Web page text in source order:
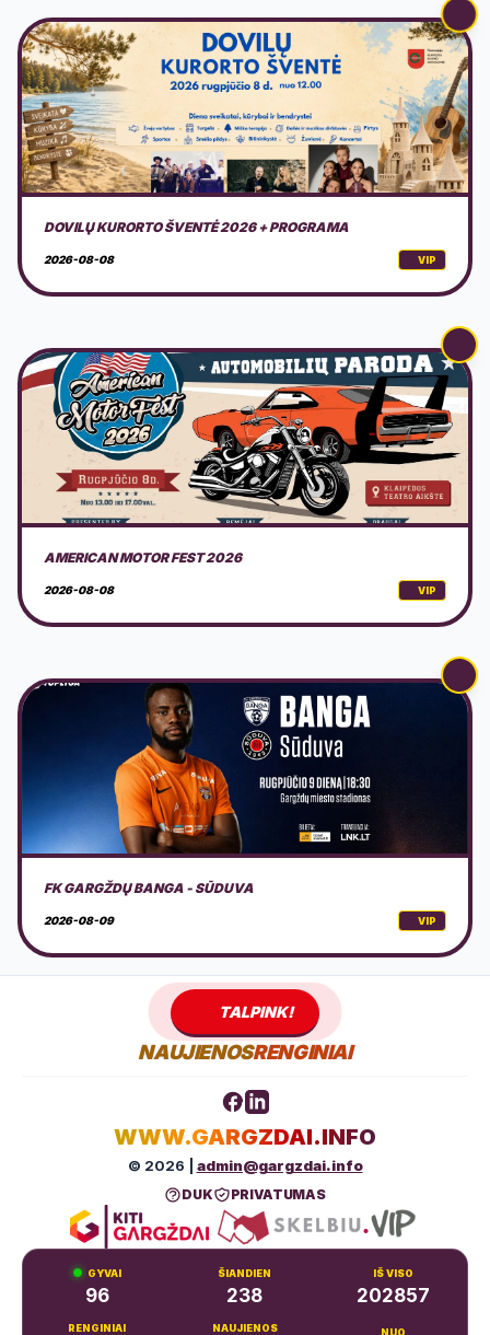
AMERICAN MOTOR FEST 2026
2026-08-08 VIP
FK GARGŽDŲ BANGA - SŪDUVA
2026-08-09 VIP
PALANGOS PARKO VAKARAI
2026-08-12 VIP
TALPINK!
NAUJIENOSRENGINIAI
WWW.GARGZDAI.INFO
© 2026 | admin@gargzdai.info
DUK PRIVATUMAS
GYVAI
96
ŠIANDIEN
238
IŠ VISO
202857
RENGINIAI NAUJIENOS NUO